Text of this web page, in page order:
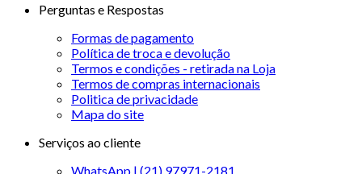
Perguntas e Respostas
Formas de pagamento
Política de troca e devolução
Termos e condições - retirada na Loja
Termos de compras internacionais
Politica de privacidade
Mapa do site
Serviços ao cliente
WhatsApp | (21) 97971-2181